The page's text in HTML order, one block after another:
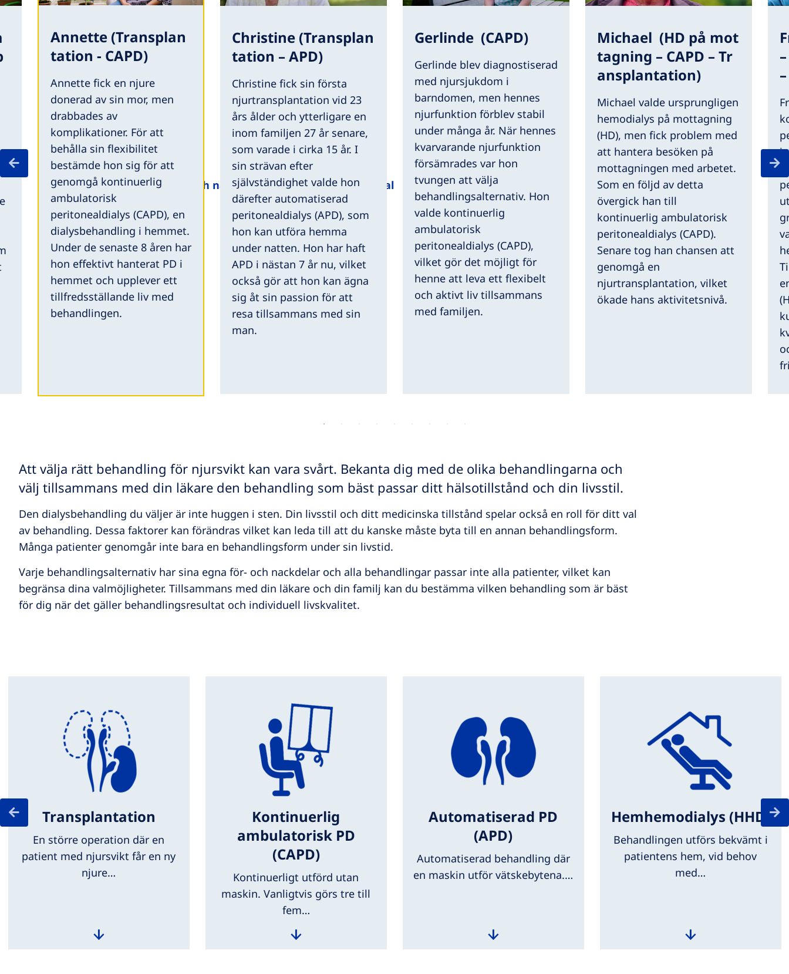
Patienter och närstående Sjukvårdspersonal Media Om oss
Annette (Transplan
tation - CAPD)
Annette fick en njure
donerad av sin mor, men
drabbades av
komplikationer. För att
behålla sin flexibilitet
bestämde hon sig för att
genomgå kontinuerlig
ambulatorisk
peritonealdialys (CAPD), en
dialysbehandling i hemmet.
Under de senaste 8 åren har
hon effektivt hanterat PD i
hemmet och upplever ett
tillfredsställande liv med
behandlingen.
Christine (Transplan
tation – APD)
Christine fick sin första
njurtransplantation vid 23
års ålder och ytterligare en
inom familjen 27 år senare,
som varade i cirka 15 år. I
sin strävan efter
självständighet valde hon
därefter automatiserad
peritonealdialys (APD), som
hon kan utföra hemma
under natten. Hon har haft
APD i nästan 7 år nu, vilket
också gör att hon kan ägna
sig åt sin passion för att
resa tillsammans med sin
man.
Gerlinde (CAPD)
Gerlinde blev diagnostiserad
med njursjukdom i
barndomen, men hennes
njurfunktion förblev stabil
under många år. När hennes
kvarvarande njurfunktion
försämrades var hon
tvungen att välja
behandlingsalternativ. Hon
valde kontinuerlig
ambulatorisk
peritonealdialys (CAPD),
vilket gör det möjligt för
henne att leva ett flexibelt
och aktivt liv tillsammans
med familjen.
Michael (HD på mot
tagning – CAPD – Tr
ansplantation)
Michael valde ursprungligen
hemodialys på mottagning
(HD), men fick problem med
att hantera besöken på
mottagningen med arbetet.
Som en följd av detta
övergick han till
kontinuerlig ambulatorisk
peritonealdialys (CAPD).
Senare tog han chansen att
genomgå en
njurtransplantation, vilket
ökade hans aktivitetsnivå.
Att välja rätt behandling för njursvikt kan vara svårt. Bekanta dig med de olika behandlingarna och
välj tillsammans med din läkare den behandling som bäst passar ditt hälsotillstånd och din livsstil.
Den dialysbehandling du väljer är inte huggen i sten. Din livsstil och ditt medicinska tillstånd spelar också en roll för ditt val
av behandling. Dessa faktorer kan förändras vilket kan leda till att du kanske måste byta till en annan behandlingsform.
Många patienter genomgår inte bara en behandlingsform under sin livstid.
Varje behandlingsalternativ har sina egna för- och nackdelar och alla behandlingar passar inte alla patienter, vilket kan
begränsa dina valmöjligheter. Tillsammans med din läkare och din familj kan du bestämma vilken behandling som är bäst
för dig när det gäller behandlingsresultat och individuell livskvalitet.
Transplantation
En större operation där en
patient med njursvikt får en ny
njure…
Kontinuerlig
ambulatorisk PD
(CAPD)
Kontinuerligt utförd utan
maskin. Vanligtvis görs tre till
fem…
Automatiserad PD
(APD)
Automatiserad behandling där
en maskin utför vätskebytena.…
Hemhemodialys (HHD)
Behandlingen utförs bekvämt i
patientens hem, vid behov
med…